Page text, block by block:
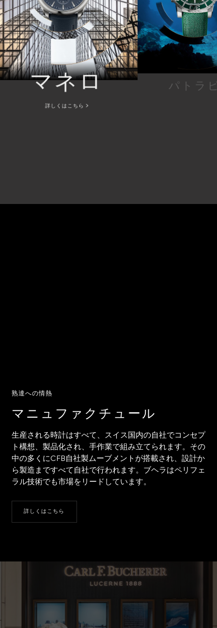
マネロ
詳しくはこちら
パトラ
熟達への情熱
マニュファクチュール
生産される時計はすべて、スイス国内の自社でコンセプ
ト構想、製品化され、手作業で組み立てられます。その
中の多くにCFB自社製ムーブメントが搭載され、設計か
ら製造まですべて自社で行われます。ブヘラはペリフェ
ラル技術でも市場をリードしています。
詳しくはこちら